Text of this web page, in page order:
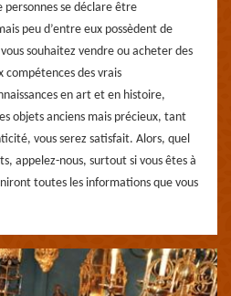
personnes se déclare être
peu d’entre eux possèdent de
souhaitez vendre ou acheter des
compétences des vrais
en art et en histoire,
objets anciens mais précieux, tant
vous serez satisfait. Alors, quel
appelez-nous, surtout si vous êtes à
toutes les informations que vous